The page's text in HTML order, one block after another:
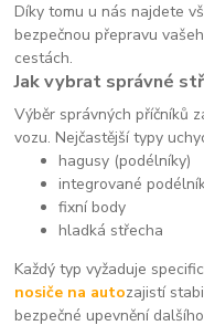
Díky tomu u nás najdete
bezpečnou přepravu
cestách.
Jak vybrat správné
Výběr správných příčníků
vozu. Nejčastější typy
hagusy (podélníky)
integrované
fixní body
hladká střecha
Každý typ vyžaduje
nosiče na autozajistí
bezpečné upevnění